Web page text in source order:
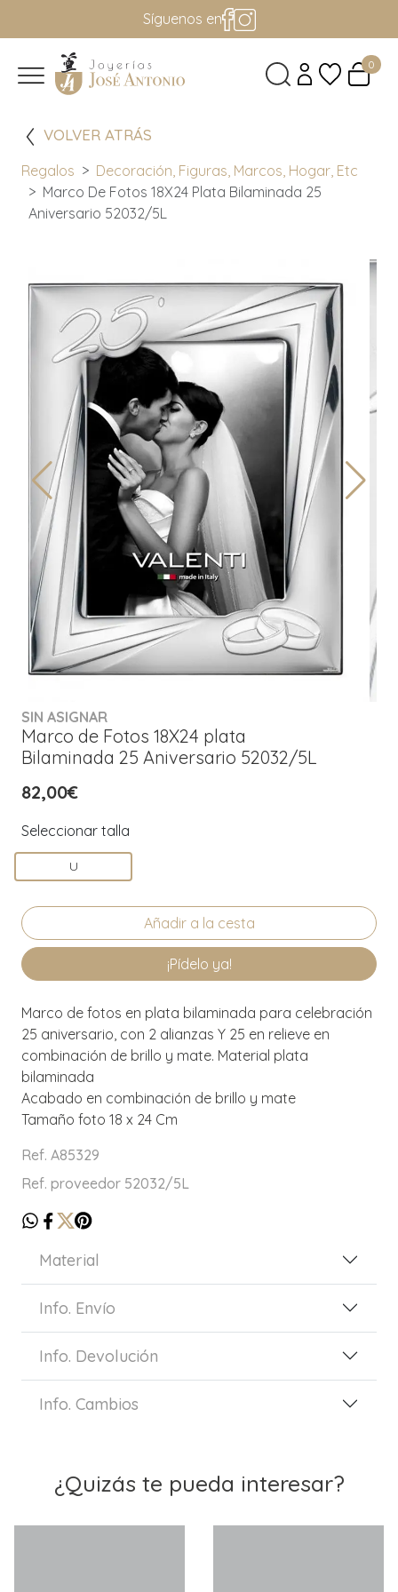
Síguenos en
0
VOLVER ATRÁS
Regalos
Decoración, Figuras, Marcos, Hogar, Etc
Marco De Fotos 18X24 Plata Bilaminada 25
Aniversario 52032/5L
SIN ASIGNAR
Marco de Fotos 18X24 plata
Bilaminada 25 Aniversario 52032/5L
82,00€
Seleccionar talla
U
¡Pídelo ya!
Marco de fotos en plata bilaminada para celebración
25 aniversario, con 2 alianzas Y 25 en relieve en
combinación de brillo y mate. Material plata
bilaminada
Acabado en combinación de brillo y mate
Tamaño foto 18 x 24 Cm
Ref. A85329
Ref. proveedor 52032/5L
Material
Info. Envío
Info. Devolución
Info. Cambios
¿Quizás te pueda interesar?